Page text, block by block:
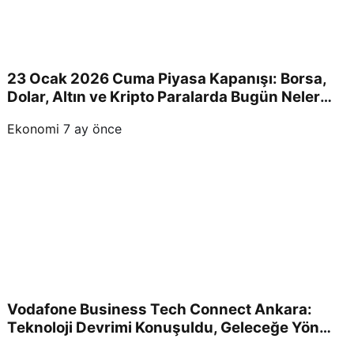
23 Ocak 2026 Cuma Piyasa Kapanışı: Borsa,
Dolar, Altın ve Kripto Paralarda Bugün Neler
Ekonomi 7 ay önce
Vodafone Business Tech Connect Ankara:
Teknoloji Devrimi Konuşuldu, Geleceğe Yön